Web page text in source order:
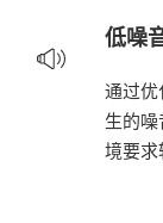
低噪
通过优
生的
境要求